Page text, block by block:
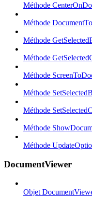
Méthode
Méthode
Méthode
Méthode
Méthode
Méthode
Méthode
Méthode
Méthode
DocumentViewer
Objet